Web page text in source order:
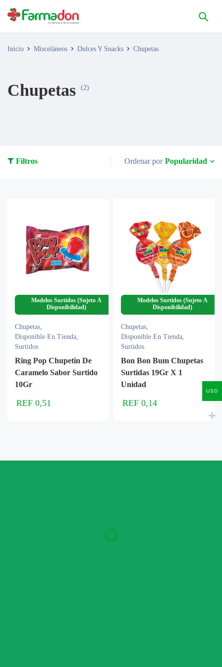
Inicio Misceláneos Dulces Y Snacks Chupetas
Chupetas (2)
Filtros Ordenar por Popularidad
Modelos Surtidos (Sujeto A
Disponibilidad)
Chupetas,
Disponible En Tienda,
Surtidos
Ring Pop Chupetin De
Caramelo Sabor Surtido
10Gr
REF 0,51
Modelos Surtidos (Sujeto A
Disponibilidad)
Chupetas,
Disponible En Tienda,
Surtidos
Bon Bon Bum Chupetas
Surtidas 19Gr X 1
Unidad
REF 0,14
USD